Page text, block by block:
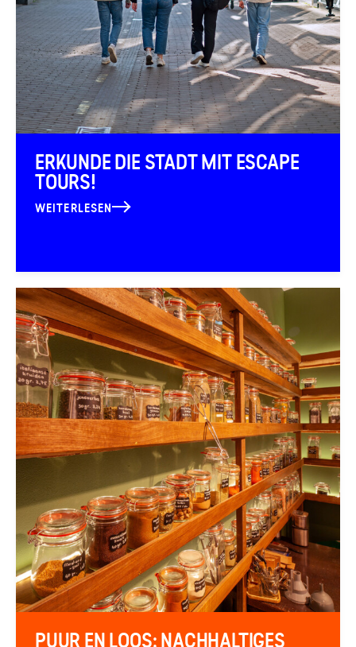
ERKUNDE DIE STADT MIT ESCAPE
TOURS!
WEITERLESEN
PUUR EN LOOS: NACHHALTIGES